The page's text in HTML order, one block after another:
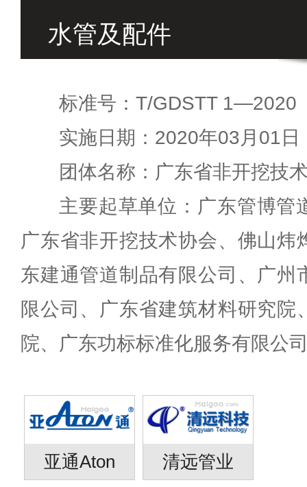
水管及配件
标准号：T/GDSTT 1—2020
实施日期：2020年03月01日
团体名称：广东省非开挖技
主要起草单位：广东管博管
广东省非开挖技术协会、佛山炜
东建通管道制品有限公司、广州
限公司、广东省建筑材料研究院
院、广东功标标准化服务有限公
亚通Aton 清远管业